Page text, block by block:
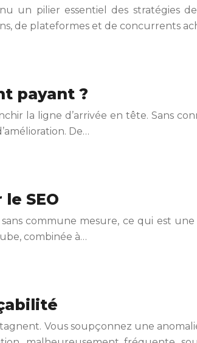
un pilier essentiel des stratégies
de plateformes et de concurrents
payant ?
la ligne d’arrivée en tête. Sans
De…
SEO
commune mesure, ce qui est
combinée à…
Vous soupçonnez une